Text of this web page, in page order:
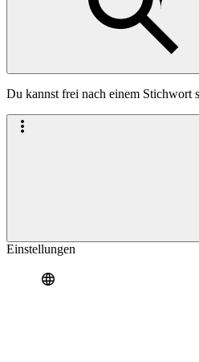
Du kannst frei nach einem Stichwort
Einstellungen